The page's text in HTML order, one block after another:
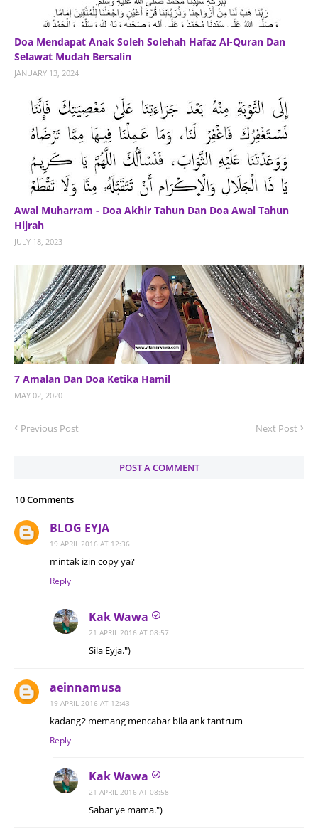
Doa Mendapat Anak Soleh Solehah Hafaz Al-Quran Dan
Selawat Mudah Bersalin
JANUARY 13, 2024
Awal Muharram - Doa Akhir Tahun Dan Doa Awal Tahun
Hijrah
JULY 18, 2023
7 Amalan Dan Doa Ketika Hamil
MAY 02, 2020
Previous Post Next Post
POST A COMMENT
10 Comments
BLOG EYJA
19 APRIL 2016 AT 12:36
mintak izin copy ya?
Reply
Kak Wawa
21 APRIL 2016 AT 08:57
Sila Eyja.")
aeinnamusa
19 APRIL 2016 AT 12:43
kadang2 memang mencabar bila ank tantrum
Reply
Kak Wawa
21 APRIL 2016 AT 08:58
Sabar ye mama.")